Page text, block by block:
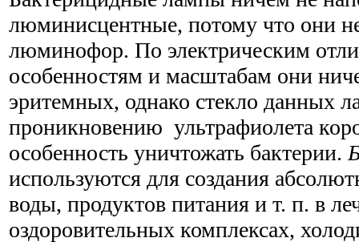
люминисцентные, потому что они
люминофор. По электрическим
особенностям и масштабам они
эритемных, однако стекло данных
проникновению ультрафиолета
особенность уничтожать бактерии.
используются для создания
воды, продуктов питания и т. п. в
оздоровительных комплексах,